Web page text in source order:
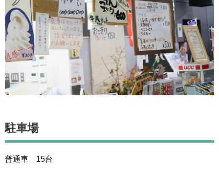
駐車場
普通車 15台